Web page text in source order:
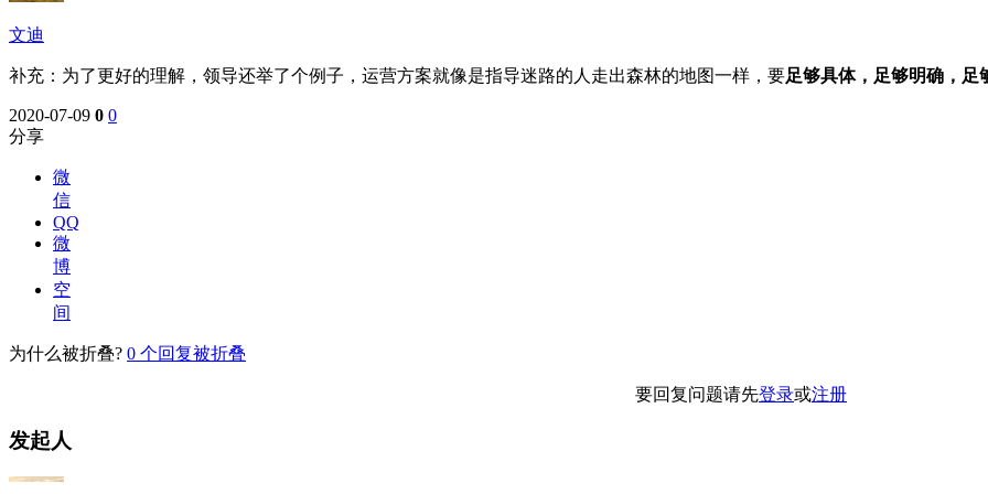
文迪
补充：为了更好的理解，领导还举了个例子，运营方案就像是指导迷路的人走出森林的地图一样，要足够具体，足够明确，足
2020-07-09 0 0
分享
微
信
QQ
微
博
空
间
为什么被折叠? 0 个回复被折叠
要回复问题请先登录或注册
发起人